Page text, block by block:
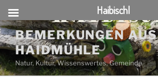
Zum
Inhalt
springen
BEMERKUNGEN AUS
HAIDMÜHLE
Natur, Kultur, Wissenswertes, Gemeinde
Haibischl